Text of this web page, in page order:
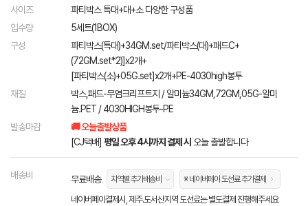
사이즈
파티박스 특대+대+소 다양한 구성품
입수량
5세트(1BOX)
구성
파티박스(특대)+34GM.set/파티박스(대)+패드C+
(72GM.set*2)]x2개+
[파티박스(소)+05G.set]x2개+PE-4030high봉투
재질
박스,패드-무염크리프트지 / 알미늄34GM,72GM,05G-알미
늄.PET / 4030HIGH봉투-PE
발송마감
🚚 오늘출발상품
[CJ택배] 평일 오후 4시까지 결제 시 오늘 출발합니다
배송비 무료배송 지역별 추가배송비 ※ 네이버페이 도선료 추가결제
네이버페이결제시, 제주.도서산지역 도선료는 별도결제 진행해주세요